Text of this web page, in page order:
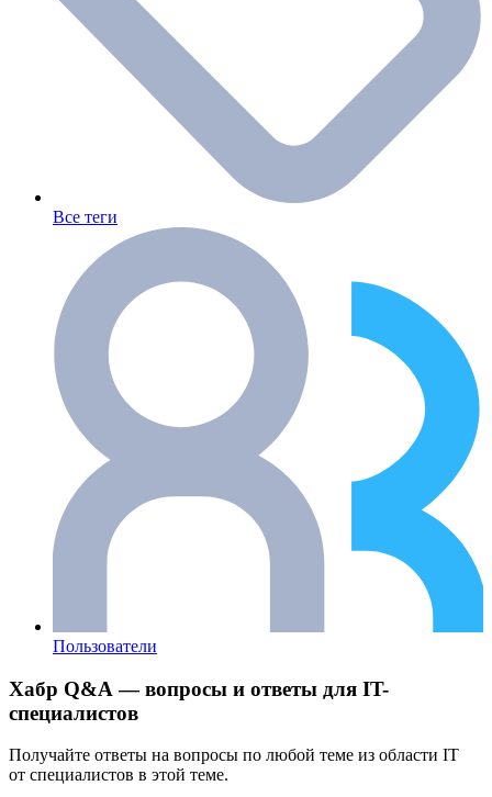
Все теги
Пользователи
Хабр Q&A — вопросы и ответы для IT-
специалистов
Получайте ответы на вопросы по любой теме из области IT
от специалистов в этой теме.